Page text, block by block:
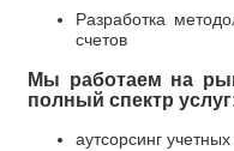
Разработка
счетов
Мы работаем на
полный спектр
аутсорсинг